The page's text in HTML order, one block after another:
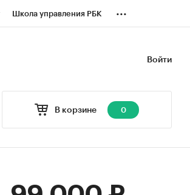
Школа управления РБК ...
Войти
В корзине 0